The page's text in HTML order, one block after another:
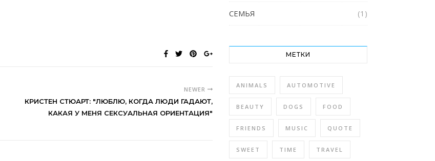
NEWER
КРИСТЕН СТЮАРТ: "ЛЮБЛЮ, КОГДА ЛЮДИ ГАДАЮТ,
КАКАЯ У МЕНЯ СЕКСУАЛЬНАЯ ОРИЕНТАЦИЯ"
СЕМЬЯ (1)
МЕТКИ
ANIMALS AUTOMOTIVE
BEAUTY DOGS FOOD
FRIENDS MUSIC QUOTE
SWEET TIME TRAVEL